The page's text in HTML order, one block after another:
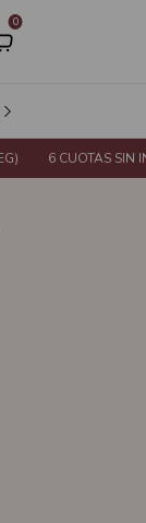
0
6 CUOTAS SIN